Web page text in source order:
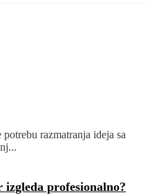
razmatranja ideja sa
profesionalno?